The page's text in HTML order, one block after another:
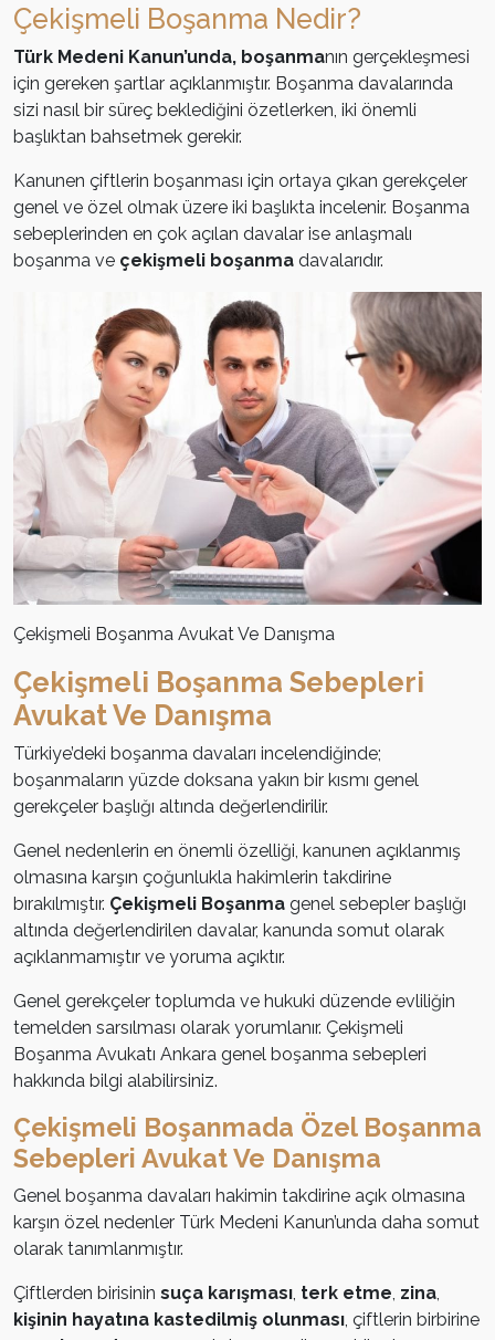
Çekişmeli Boşanma Nedir?
Türk Medeni Kanun’unda, boşanmanın gerçekleşmesi
için gereken şartlar açıklanmıştır. Boşanma davalarında
sizi nasıl bir süreç beklediğini özetlerken, iki önemli
başlıktan bahsetmek gerekir.
Kanunen çiftlerin boşanması için ortaya çıkan gerekçeler
genel ve özel olmak üzere iki başlıkta incelenir. Boşanma
sebeplerinden en çok açılan davalar ise anlaşmalı
boşanma ve çekişmeli boşanma davalarıdır.
Çekişmeli Boşanma Avukat Ve Danışma
Çekişmeli Boşanma Sebepleri
Avukat Ve Danışma
Türkiye’deki boşanma davaları incelendiğinde;
boşanmaların yüzde doksana yakın bir kısmı genel
gerekçeler başlığı altında değerlendirilir.
Genel nedenlerin en önemli özelliği, kanunen açıklanmış
olmasına karşın çoğunlukla hakimlerin takdirine
bırakılmıştır. Çekişmeli Boşanma genel sebepler başlığı
altında değerlendirilen davalar, kanunda somut olarak
açıklanmamıştır ve yoruma açıktır.
Genel gerekçeler toplumda ve hukuki düzende evliliğin
temelden sarsılması olarak yorumlanır. Çekişmeli
Boşanma Avukatı Ankara genel boşanma sebepleri
hakkında bilgi alabilirsiniz.
Çekişmeli Boşanmada Özel Boşanma
Sebepleri Avukat Ve Danışma
Genel boşanma davaları hakimin takdirine açık olmasına
karşın özel nedenler Türk Medeni Kanun’unda daha somut
olarak tanımlanmıştır.
Çiftlerden birisinin suça karışması terk etme zina
kişinin hayatına kastedilmiş olunması , çiftlerin birbirine